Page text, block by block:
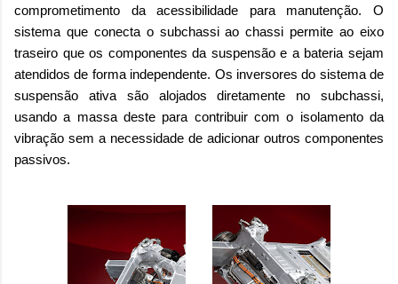
comprometimento da acessibilidade para manutenção. O
sistema que conecta o subchassi ao chassi permite ao eixo
traseiro que os componentes da suspensão e a bateria sejam
atendidos de forma independente. Os inversores do sistema de
suspensão ativa são alojados diretamente no subchassi,
usando a massa deste para contribuir com o isolamento da
vibração sem a necessidade de adicionar outros componentes
passivos.